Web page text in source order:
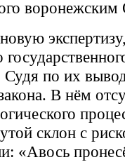
Судя по их
В нём
склон с
«Авось